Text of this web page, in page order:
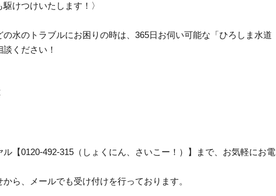
けつけいたします！〉
水のトラブルにお困りの時は、365日お伺い可能な「ひろしま水道
ください！
【0120-492-315（しょくにん、さいこー！）】まで、お気軽にお電
ら、メールでも受け付けを行っております。